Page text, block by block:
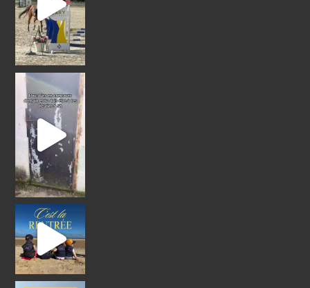
! Nous avons hâte de vous retro